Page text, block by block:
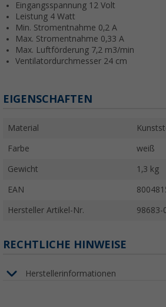
Eingangsspannung 12 Volt
Leistung 4 Watt
Min. Stromentnahme 0,2 A
Max. Stromentnahme 0,33 A
Max. Luftförderung 7,2 m3/min
Ventilatordurchmesser 24 cm
EIGENSCHAFTEN
Material
Farbe weiß
Gewicht 1,3 kg
EAN
Hersteller Artikel-Nr. 98683-
RECHTLICHE HINWEISE
Herstellerinformationen